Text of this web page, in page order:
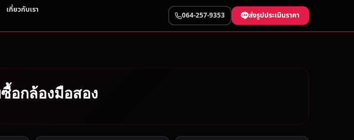
เกี่ยวกับเรา
064-257-9353 ส่งรูปประเมินราคา
อกล้องมือสอง